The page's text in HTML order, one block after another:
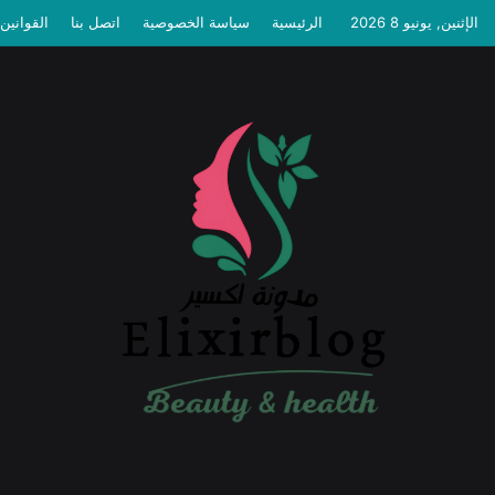
الإثنين, يونيو 8 2026 الرئيسية سياسة الخصوصية اتصل بنا